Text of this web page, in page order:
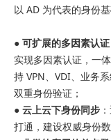
以 AD 为代表的身份
● 可扩展的多因素认证
实现多因素认证，一
持 VPN、VDI、业务
双重身份验证；
● 云上云下身份同步
打通，建设权威身份